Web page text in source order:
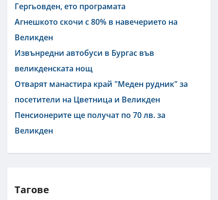
Гергьовден, ето програмата
Агнешкото скочи с 80% в навечерието на
Великден
Извънредни автобуси в Бургас във
великденската нощ
Отварят манастира край "Меден рудник" за
посетители на Цветница и Великден
Пенсионерите ще получат по 70 лв. за
Великден
Тагове